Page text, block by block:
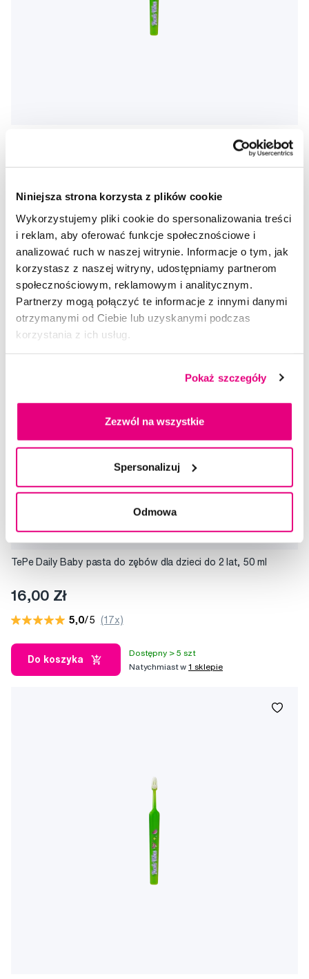
Niniejsza strona korzysta z plików cookie
Wykorzystujemy pliki cookie do spersonalizowania treści
i reklam, aby oferować funkcje społecznościowe i
analizować ruch w naszej witrynie. Informacje o tym, jak
korzystasz z naszej witryny, udostępniamy partnerom
społecznościowym, reklamowym i analitycznym.
Partnerzy mogą połączyć te informacje z innymi danymi
otrzymanymi od Ciebie lub uzyskanymi podczas
korzystania z ich usług.
Pokaż szczegóły
Zezwól na wszystkie
Spersonalizuj
Odmowa
9,90 Zł
5,0/5 (14x)
Do koszyka
Natychmiast w1 sklepie
TePe Daily Baby pasta do zębów dla dzieci do 2 lat, 50 ml
16,00 Zł
5,0/5 (17x)
Do koszyka
Dostępny > 5 szt
Natychmiast w1 sklepie